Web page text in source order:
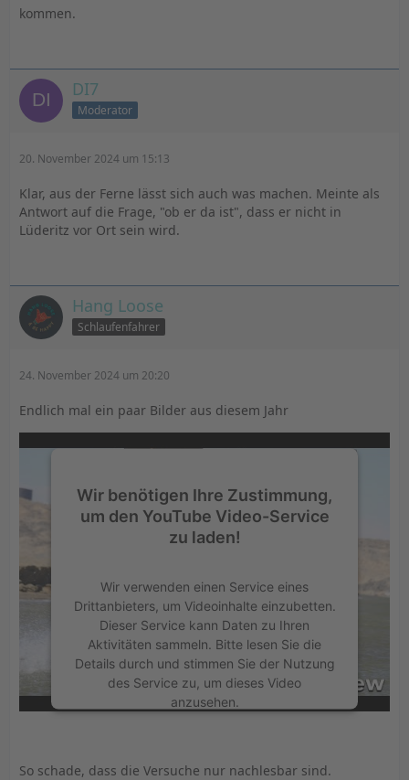
kommen.
DI7
Moderator
20. November 2024 um 15:13
Klar, aus der Ferne lässt sich auch was machen. Meinte als
Antwort auf die Frage, "ob er da ist", dass er nicht in
Lüderitz vor Ort sein wird.
Hang Loose
Schlaufenfahrer
24. November 2024 um 20:20
Endlich mal ein paar Bilder aus diesem Jahr
Wir benötigen Ihre Zustimmung,
um den YouTube Video-Service
zu laden!
Wir verwenden einen Service eines
Drittanbieters, um Videoinhalte einzubetten.
Dieser Service kann Daten zu Ihren
Aktivitäten sammeln. Bitte lesen Sie die
Details durch und stimmen Sie der Nutzung
des Service zu, um dieses Video
anzusehen.
So schade, dass die Versuche nur nachlesbar sind.